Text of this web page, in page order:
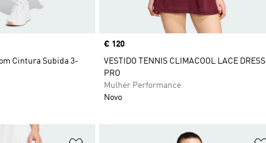
Cintura Subida 3-
Price
€ 120
VESTIDO TENNIS CLIMACOOL LACE DRESS
PRO
Mulher Performance
Novo
Adicionar à Lista de Desejos